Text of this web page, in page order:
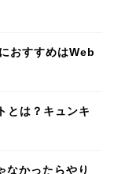
おすすめはWeb
とは？キュンキ
かったらやり